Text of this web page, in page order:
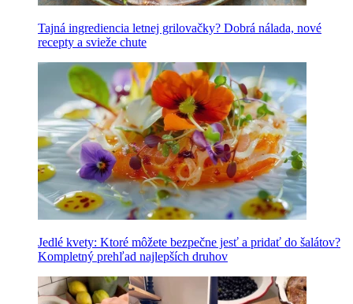
Tajná ingrediencia letnej grilovačky? Dobrá nálada, nové
recepty a svieže chute
Jedlé kvety: Ktoré môžete bezpečne jesť a pridať do šalátov?
Kompletný prehľad najlepších druhov